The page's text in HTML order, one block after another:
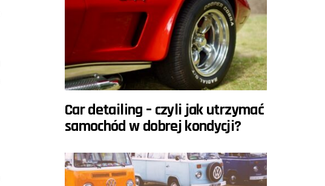
Car detailing – czyli jak utrzymać
samochód w dobrej kondycji?